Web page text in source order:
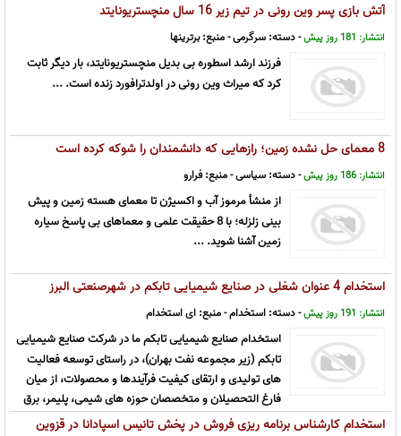
آتش بازی پسر وین رونی در تیم زیر 16 سال منچستریونایتد
انتشار: 181 روز پیش - دسته: سرگرمی- منبع:برترینها
فرزند ارشد اسطوره بی بدیل منچستریونایتد، بار دیگر ثابت
کرد که میراث وین رونی در اولدترافورد زنده است. ...
8 معمای حل نشده زمین؛ رازهایی که دانشمندان را شوکه کرده است
انتشار: 186 روز پیش - دسته: سیاسی- منبع:فرارو
از منشأ مرموز آب و اکسیژن تا معمای هسته زمین و پیش
بینی زلزله؛ با 8 حقیقت علمی و معماهای بی پاسخ سیاره
زمین آشنا شوید. ...
استخدام 4 عنوان شغلی در صنایع شیمیایی تابکم در شهرصنعتی البرز
انتشار: 191 روز پیش - دسته: استخدام- منبع: ای استخدام
استخدام صنایع شیمیایی تابکم ما در شرکت صنایع شیمیایی
تابکم (زیر مجموعه نفت بهران)، در راستای توسعه فعالیت
های تولیدی و ارتقای کیفیت فرآیندها و محصولات، از میان
فارغ التحصیلان و متخصصان حوزه های شیمی، پلیمر، برق
و الکترونیک، مکانیک، تاسیسات و مهندسی صنایع مشتاقانه منتظر حضور همکا ...
استخدام کارشناس برنامه ریزی فروش در پخش تانیس اسپادانا در قزوین